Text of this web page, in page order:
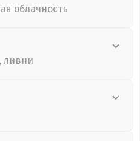
облачность
ливни